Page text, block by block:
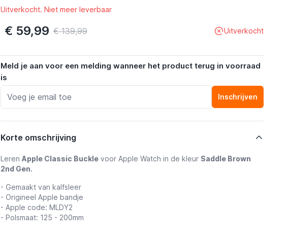
Uitverkocht. Niet meer leverbaar
€ 59,99 € 139,99 Uitverkocht
Meld je aan voor een melding wanneer het product terug in voorraad
is
Inschrijven
Korte omschrijving
Leren Apple Classic Bucklevoor Apple Watch in de kleur Saddle Brown
2nd Gen.
- Gemaakt van kalfsleer
- Origineel Apple bandje
- Apple code: MLDY2
- Polsmaat: 125 - 200mm